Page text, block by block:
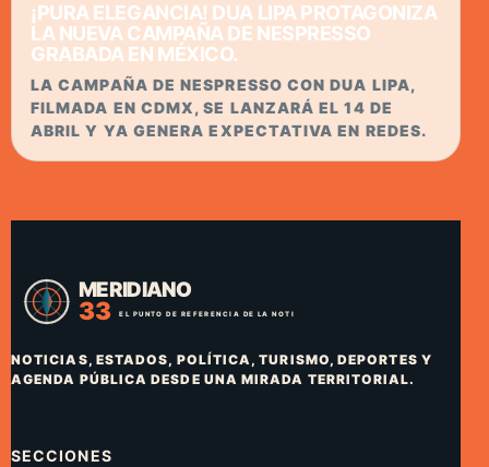
¡PURA ELEGANCIA! DUA LIPA PROTAGONIZA
LA NUEVA CAMPAÑA DE NESPRESSO
GRABADA EN MÉXICO.
LA CAMPAÑA DE NESPRESSO CON DUA LIPA,
FILMADA EN CDMX, SE LANZARÁ EL 14 DE
ABRIL Y YA GENERA EXPECTATIVA EN REDES.
NOTICIAS, ESTADOS, POLÍTICA, TURISMO, DEPORTES Y
AGENDA PÚBLICA DESDE UNA MIRADA TERRITORIAL.
SECCIONES